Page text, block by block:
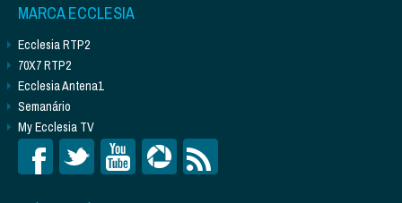
MARCA ECCLESIA
Ecclesia RTP2
70X7 RTP2
Ecclesia Antena1
Semanário
My Ecclesia TV